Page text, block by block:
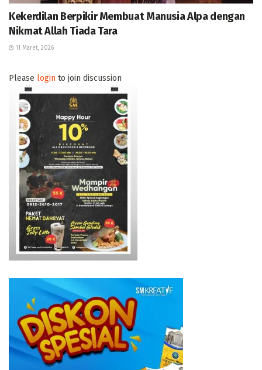
Kekerdilan Berpikir Membuat Manusia Alpa dengan
Nikmat Allah Tiada Tara
11 Maret, 2026
Please login to join discussion